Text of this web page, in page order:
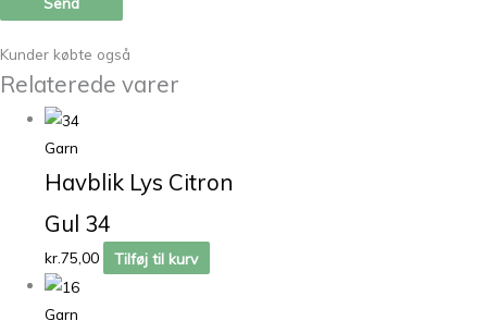
Kunder købte også
Relaterede varer
Garn
Havblik Lys Citron
Gul 34
kr.75,00 Tilføj til kurv
Garn